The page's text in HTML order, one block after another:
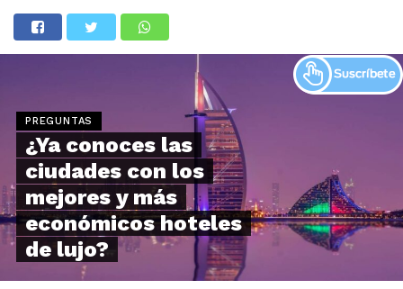
PREGUNTAS
¿Ya conoces las
ciudades con los
mejores y más
económicos hoteles
de lujo?